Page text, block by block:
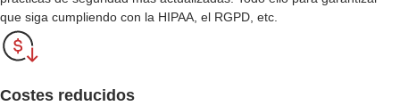
que siga cumpliendo con la HIPAA, el RGPD, etc.
Costes reducidos